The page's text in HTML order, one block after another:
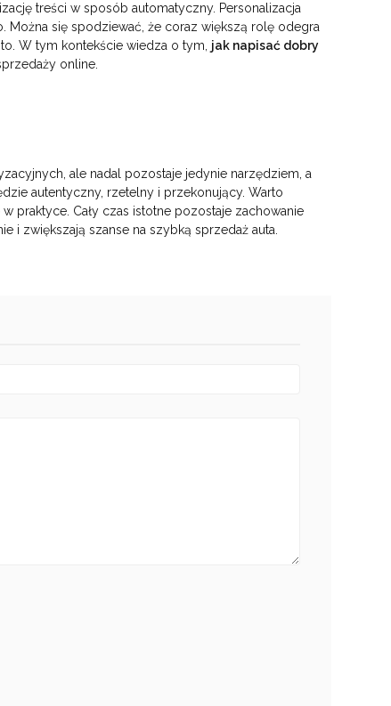
treści w sposób automatyczny. Personalizacja
się spodziewać, że coraz większą rolę odegra
W tym kontekście wiedza o tym, jak napisać dobry
online.
ale nadal pozostaje jedynie narzędziem, a
autentyczny, rzetelny i przekonujący. Warto
praktyce. Cały czas istotne pozostaje zachowanie
i zwiększają szanse na szybką sprzedaż auta.